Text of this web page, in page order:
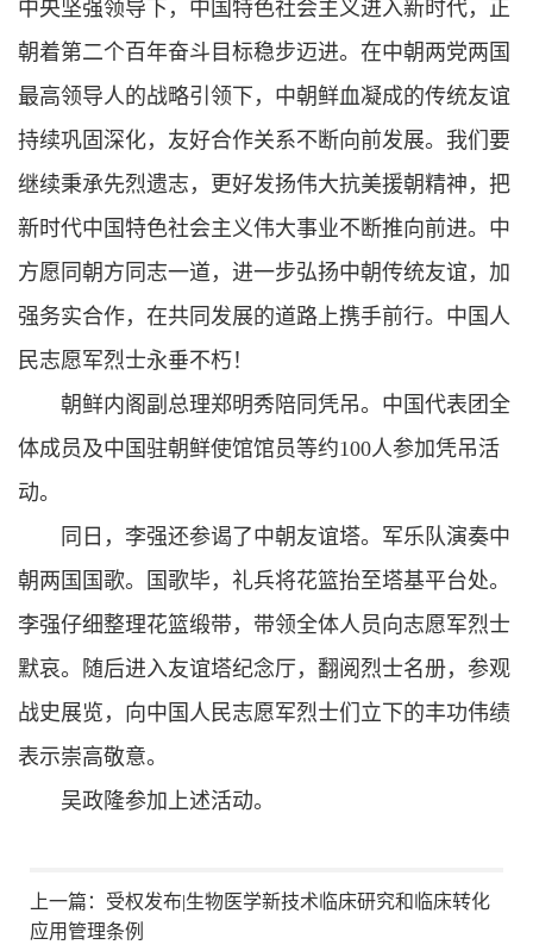
中央坚强领导下，中国特色社会主义进入新时代，正
朝着第二个百年奋斗目标稳步迈进。在中朝两党两国
最高领导人的战略引领下，中朝鲜血凝成的传统友谊
持续巩固深化，友好合作关系不断向前发展。我们要
继续秉承先烈遗志，更好发扬伟大抗美援朝精神，把
新时代中国特色社会主义伟大事业不断推向前进。中
方愿同朝方同志一道，进一步弘扬中朝传统友谊，加
强务实合作，在共同发展的道路上携手前行。中国人
民志愿军烈士永垂不朽！
朝鲜内阁副总理郑明秀陪同凭吊。中国代表团全
体成员及中国驻朝鲜使馆馆员等约100人参加凭吊活
动。
同日，李强还参谒了中朝友谊塔。军乐队演奏中
朝两国国歌。国歌毕，礼兵将花篮抬至塔基平台处。
李强仔细整理花篮缎带，带领全体人员向志愿军烈士
默哀。随后进入友谊塔纪念厅，翻阅烈士名册，参观
战史展览，向中国人民志愿军烈士们立下的丰功伟绩
表示崇高敬意。
吴政隆参加上述活动。
上一篇： 受权发布|生物医学新技术临床研究和临床转化
应用管理条例